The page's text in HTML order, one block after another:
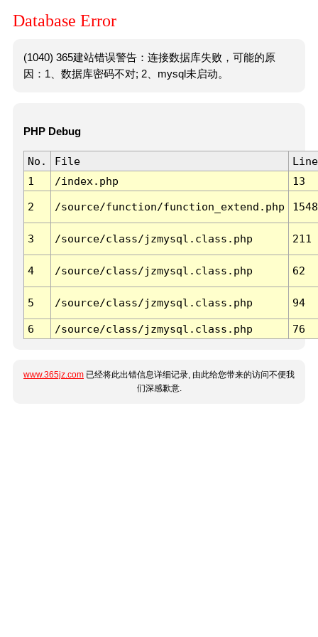
Database Error
(1040) 365建站错误警告：连接数据库失败，可能的原
因：1、数据库密码不对; 2、mysql未启动。
PHP Debug
No. File
Line
1
/index.php 13
2 /source/function/function_extend.php 1548
3 /source/class/jzmysql.class.php 211
4 /source/class/jzmysql.class.php 62
5 /source/class/jzmysql.class.php 94
6 /source/class/jzmysql.class.php 76
www.365jz.com 已经将此出错信息详细记录, 由此给您带来的访问不便我
们深感歉意.